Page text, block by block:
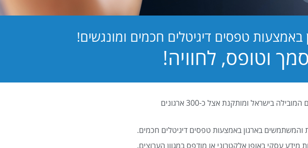
טפסים דיגיטלים חכמים ומונגשים!
PB Digital (PrintBOS Digital) הינה המערכת לטפסים דיגיטלים המובילה בישראל ומותקנת אצל כ-300 ארגונים
בארגון באמצעות טפסים דיגיטלים חכמים.
מידע עסקי באופן אלקטרוני או מודפס במגוון הערוצים.